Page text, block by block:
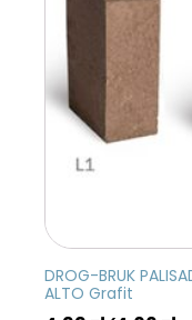
DROG-BRUK
ALTO Grafit